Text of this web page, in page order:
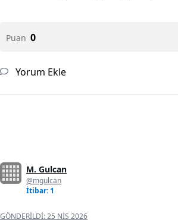
Puan 0
Yorum Ekle
M. Gulcan
@mgulcan
İtibar: 1
GÖNDERILDI:25 NIS 2026